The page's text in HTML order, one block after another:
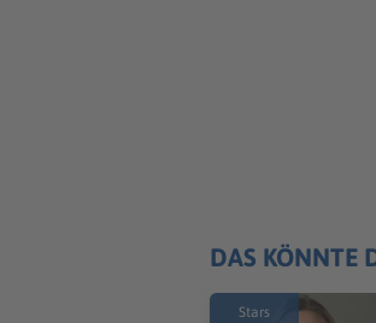
DAS KÖNNTE
Stars